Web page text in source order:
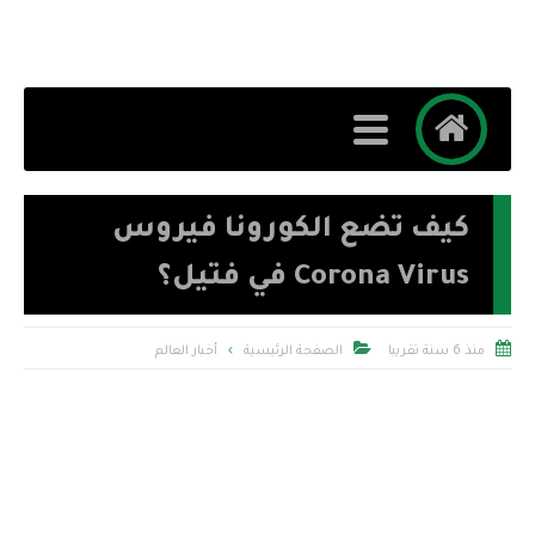
كيف تضع الكورونا فيروس
Corona Virus في فتيل؟
 منذ 6 سنة تقريبا  الصفحة الرئيسية أخبار العالم